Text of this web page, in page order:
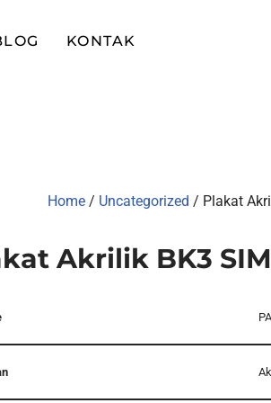
KONTAK
Home / Uncategorized / Plakat
Akrilik BK3